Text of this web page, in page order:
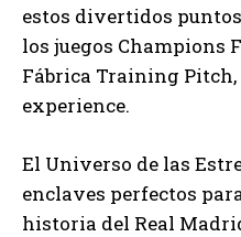
estos divertidos
los juegos Champions
Fábrica Training
experience.
El Universo de las
enclaves perfectos
historia del Real